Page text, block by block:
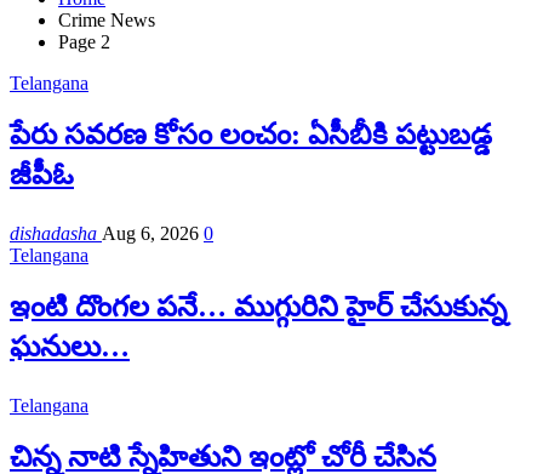
Crime News
Page 2
Telangana
పేరు సవరణ కోసం లంచం: ఏసీబీకి పట్టుబడ్డ
జీపీఓ
dishadasha Aug 6, 2026 0
Telangana
ఇంటి దొంగల పనే… ముగ్గురిని హైర్ చేసుకున్న
ఘనులు…
Telangana
చిన్న నాటి స్నేహితుని ఇంట్లో చోరీ చేసిన